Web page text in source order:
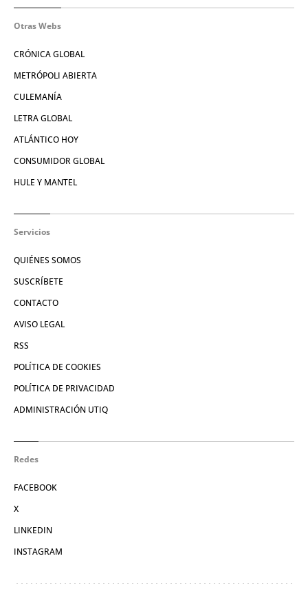
Otras Webs
CRÓNICA GLOBAL
METRÓPOLI ABIERTA
CULEMANÍA
LETRA GLOBAL
ATLÁNTICO HOY
CONSUMIDOR GLOBAL
HULE Y MANTEL
Servicios
QUIÉNES SOMOS
SUSCRÍBETE
CONTACTO
AVISO LEGAL
RSS
POLÍTICA DE COOKIES
POLÍTICA DE PRIVACIDAD
ADMINISTRACIÓN UTIQ
Redes
FACEBOOK
X
LINKEDIN
INSTAGRAM